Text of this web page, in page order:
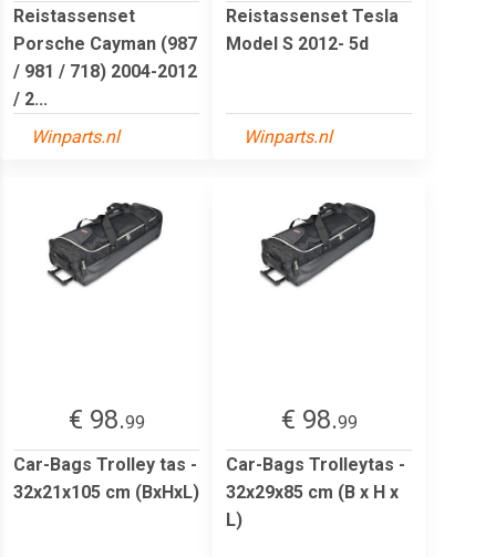
Reistassenset
Porsche Cayman (987
/ 981 / 718) 2004-2012
/ 2...
Winparts.nl
Reistassenset Tesla
Model S 2012- 5d
Winparts.nl
€ 98.99
Car-Bags Trolley tas -
32x21x105 cm (BxHxL)
€ 98.99
Car-Bags Trolleytas -
32x29x85 cm (B x H x
L)